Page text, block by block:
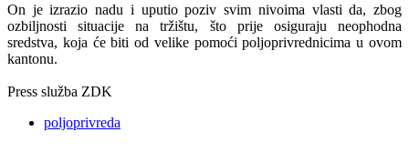
On je izrazio nadu i uputio poziv svim nivoima vlasti da, zbog
ozbiljnosti situacije na tržištu, što prije osiguraju neophodna
sredstva, koja će biti od velike pomoći poljoprivrednicima u ovom
kantonu.
Press služba ZDK
poljoprivreda